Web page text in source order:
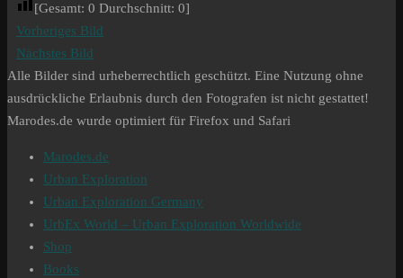
[Gesamt: 0 Durchschnitt: 0]
Vorheriges Bild
Nächstes Bild
Alle Bilder sind urheberrechtlich geschützt. Eine Nutzung ohne
ausdrückliche Erlaubnis durch den Fotografen ist nicht gestattet!
Marodes.de wurde optimiert für Firefox und Safari
Marodes.de
Urban Exploration
Urban Exploration Germany
UrbEx World – Urban Exploration Worldwide
Shop
Books